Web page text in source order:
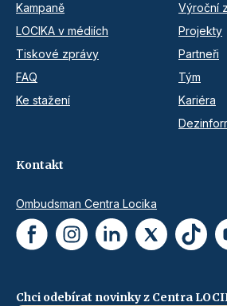
Kampaně
LOCIKA v médiích
Tiskové zprávy
FAQ
Ke stažení
Výroční
Projekty
Partneři
Tým
Kariéra
Kontakt
Ombudsman Centra Locika
Chci odebírat novinky z Centra